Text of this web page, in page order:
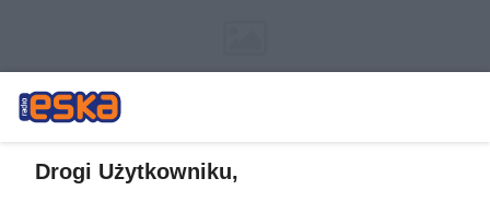
Drogi Użytkowniku,